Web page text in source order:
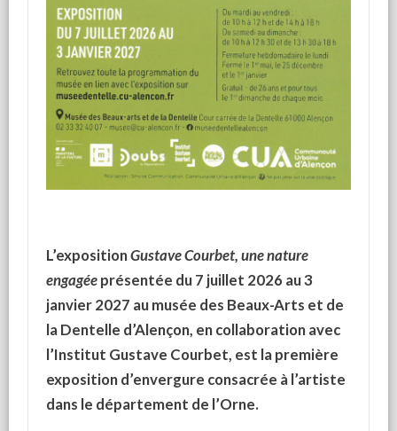
L’expositionGustave Courbet, une nature
engagéeprésentée du 7 juillet 2026 au 3
janvier 2027 au musée des Beaux-Arts et de
la Dentelle d’Alençon, en collaboration avec
l’Institut Gustave Courbet, est la première
exposition d’envergure consacrée à l’artiste
dans le département de l’Orne.